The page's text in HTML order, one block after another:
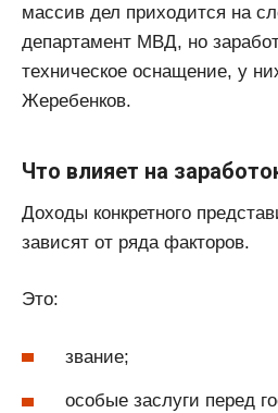
массив дел приходится на
департамент МВД, но
техническое оснащение, у
Жеребенков.
Что влияет на
Доходы конкретного
зависят от ряда факторов.
Это:
звание;
особые заслуги перед